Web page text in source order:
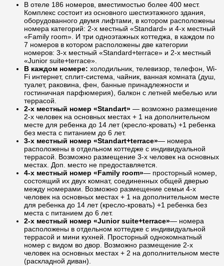
В отеле 186 номеров, вместимостью более 400 мест.
Комплекс состоит из основного шестиэтажного здания,
оборудованного двумя лифтами, в котором расположены
номера категорий: 2-х местный «Standard» и 4-х местный
«Family room». И три одноэтажных коттеджа, в каждом по
7 номеров в котором расположены две категории
номеров: 3-х местный «Standard+terrace» и 2-х местный
«Junior suite+terrace».
В каждом номере: холодильник, телевизор, телефон, Wi-
Fi интернет, сплит-система, чайник, ванная комната (душ,
туалет, раковина, фен, банные принадлежности и
гостиничная парфюмерия), балкон с летней мебелью или
террасой.
2-х местный номер «Standart» — возможно размещение
2-х человек на основных местах + 1 на дополнительном
месте для ребенка до 14 лет (кресло-кровать) +1 ребенка
без места с питанием до 6 лет.
3-х местный номер «Standart+terrace»— номера
расположены в отдельном коттедже с индивидуальной
террасой. Возможно размещение 3-х человек на основных
местах. Доп. место не предоставляется.
4-х местный номер «Family room»— просторный номер,
состоящий их двух комнат, соединенных общей дверью
между номерами. Возможно размещение семьи 4-х
человек на основных местах + 1 на дополнительном месте
для ребенка до 14 лет (кресло-кровать) +1 ребенка без
места с питанием до 6 лет.
2-х местный номер «Junior suite+terrace»— номера
расположены в отдельном коттедже с индивидуальной
террасой и мини кухней. Просторный однокомнатный
номер с видом во двор. Возможно размещение 2-х
человек на основных местах + 2 на дополнительном месте
(раскладной диван).